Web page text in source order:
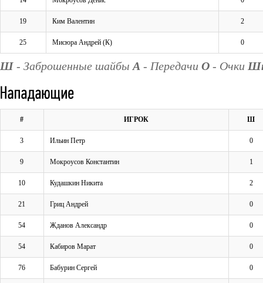
19 Ким Валентин 2
25 Мисюра Андрей (К) 0
Ш - Заброшенные шайбы А - Передачи О - Очки
# ИГРОК Ш
3 Ильин Петр 0
9 Мокроусов Константин 1
10 Кудашкин Никита 2
21 Гриц Андрей 0
54 Жданов Александр 0
54 Кабиров Марат 0
76 Бабурин Сергей 0